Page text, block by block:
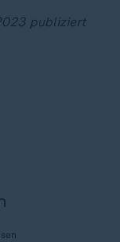
publiziert